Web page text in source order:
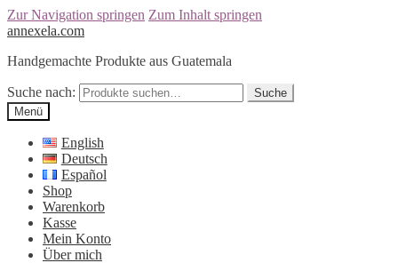
Zur Navigation springen Zum Inhalt springen
annexela.com
Handgemachte Produkte aus Guatemala
Suche nach:
Suche
Menü
English
Deutsch
Español
Shop
Warenkorb
Kasse
Mein Konto
Über mich